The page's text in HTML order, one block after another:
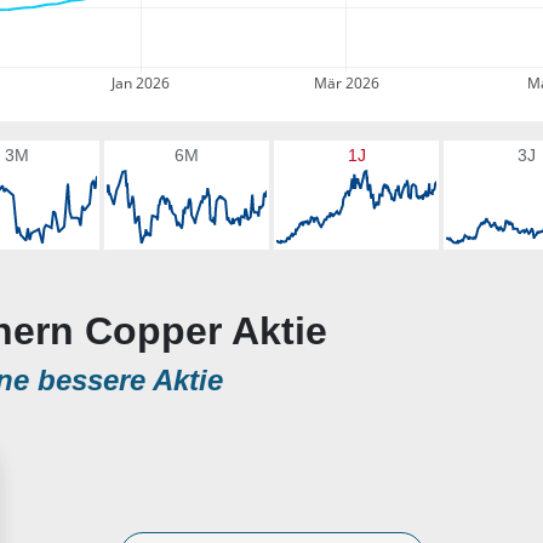
Jan 2026 Mär 2026
3M 6M 1J 3J
Copper Aktie
bessere Aktie